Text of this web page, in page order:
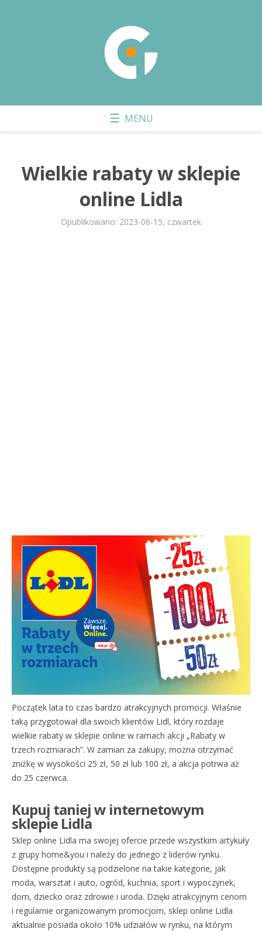
Wielkie rabaty w sklepie
online Lidla
Opublikowano: 2023-06-15, czwartek
Początek lata to czas bardzo atrakcyjnych promocji. Właśnie
taką przygotował dla swoich klientów Lidl, który rozdaje
wielkie rabaty w sklepie online w ramach akcji „Rabaty w
trzech rozmiarach”. W zamian za zakupy, można otrzymać
zniżkę w wysokości 25 zł, 50 zł lub 100 zł, a akcja potrwa aż
do 25 czerwca.
Kupuj taniej w internetowym
sklepie Lidla
Sklep online Lidla ma swojej ofercie przede wszystkim artykuły
z grupy home&you i należy do jednego z liderów rynku.
Dostępne produkty są podzielone na takie kategorie, jak
moda, warsztat i auto, ogród, kuchnia, sport i wypoczynek,
dom, dziecko oraz zdrowie i uroda. Dzięki atrakcyjnym cenom
i regularnie organizowanym promocjom, sklep online Lidla
aktualnie posiada około 10% udziałów w rynku, na którym